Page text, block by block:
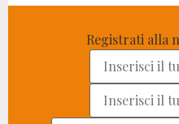
Registrati alla